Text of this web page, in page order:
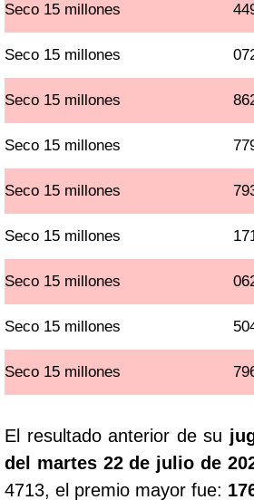
Seco 15 millones
Seco 15 millones
Seco 15 millones
Seco 15 millones
Seco 15 millones
Seco 15 millones
Seco 15 millones
Seco 15 millones
Seco 15 millones
El resultado anterior de su
del martes 22 de julio de
4713, el premio mayor fue: